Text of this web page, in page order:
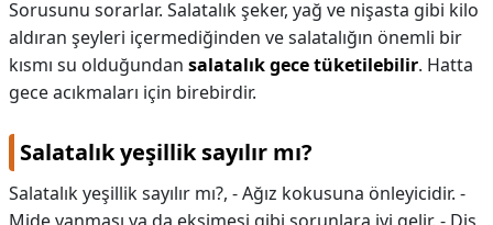
Sorusunu sorarlar. Salatalık şeker, yağ ve nişasta gibi kilo
aldıran şeyleri içermediğinden ve salatalığın önemli bir
kısmı su olduğundan salatalık gece tüketilebilir. Hatta
gece acıkmaları için birebirdir.
Salatalık yeşillik sayılır mı?
Salatalık yeşillik sayılır mı?, - Ağız kokusuna önleyicidir. -